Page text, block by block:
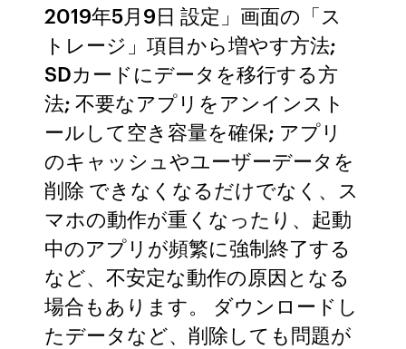
2019年5月9日 設定」画面の「ス
トレージ」項目から増やす方法;
SDカードにデータを移行する方
法; 不要なアプリをアンインスト
ールして空き容量を確保; アプリ
のキャッシュやユーザーデータを
削除 できなくなるだけでなく、ス
マホの動作が重くなったり、起動
中のアプリが頻繁に強制終了する
など、不安定な動作の原因となる
場合もあります。 ダウンロードし
たデータなど、削除しても問題が